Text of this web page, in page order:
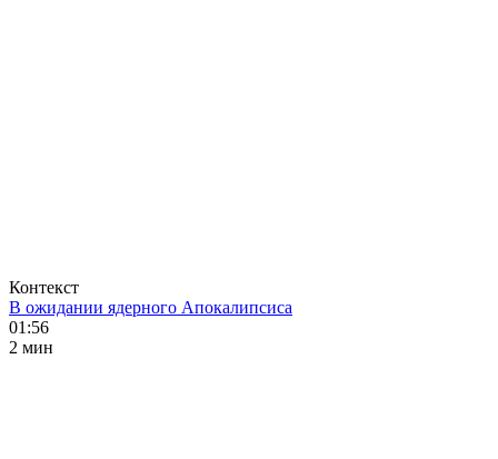
Контекст
В ожидании ядерного Апокалипсиса
01:56
2 мин